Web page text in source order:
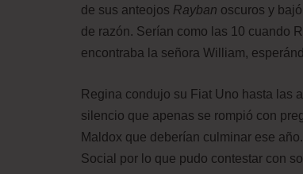
de sus anteojos Rayban oscuros y
de razón. Serían como las 10 cuando
encontraba la señora William,
Regina condujo su Fiat Uno hasta las
silencio que apenas se rompió con
Maldox que deberían culminar ese
Social por lo que pudo contestar con